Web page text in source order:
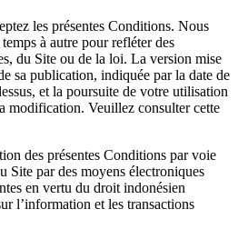
les présentes Conditions. Nous
à autre pour refléter des
du Site ou de la loi. La version mise
sa publication, indiquée par la date de
et la poursuite de votre utilisation
modification. Veuillez consulter cette
des présentes Conditions par voie
Site par des moyens électroniques
en vertu du droit indonésien
l’information et les transactions